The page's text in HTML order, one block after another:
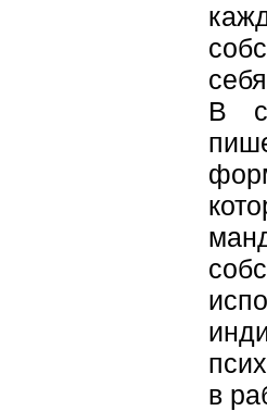
В
в